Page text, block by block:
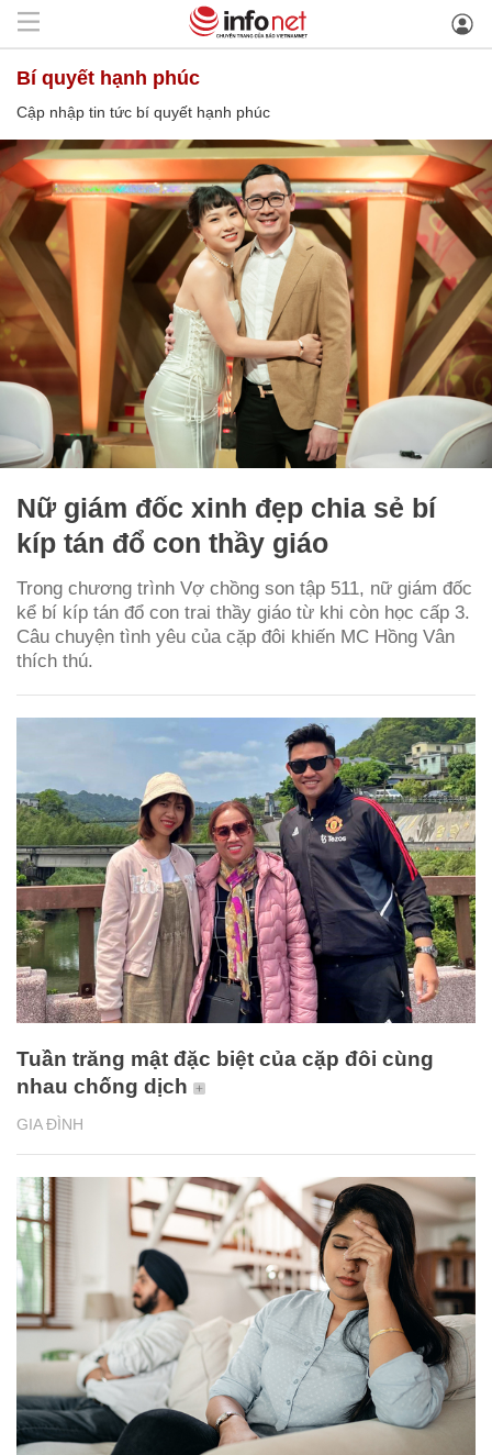
bí quyết hạnh phúc
Cập nhập tin tức bí quyết hạnh phúc
Nữ giám đốc xinh đẹp chia sẻ bí
kíp tán đổ con thầy giáo
Trong chương trình Vợ chồng son tập 511, nữ giám đốc
kể bí kíp tán đổ con trai thầy giáo từ khi còn học cấp 3.
Câu chuyện tình yêu của cặp đôi khiến MC Hồng Vân
thích thú.
GIA ĐÌNH
Tuần trăng mật đặc biệt của cặp đôi cùng
nhau chống dịch